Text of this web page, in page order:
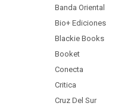
Banda Oriental
Bio+ Ediciones
Blackie Books
Booket
Conecta
Critica
Cruz Del Sur